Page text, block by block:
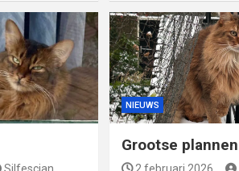
Silfescian
NIEUWS
Grootse plannen
2 februari 2026